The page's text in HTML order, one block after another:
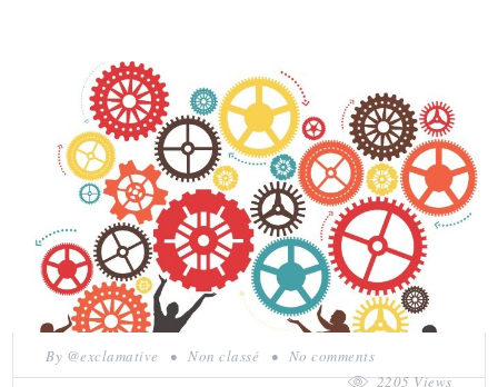
By @exclamative • Non classé • No comments
2205 Views